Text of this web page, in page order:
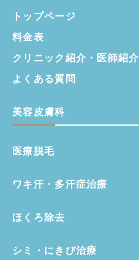
トップページ
料金表
クリニック紹介・ 医師紹介
よくある質問
美容皮膚科
医療脱毛
ワキ汗・多汗症治療
ほくろ除去
シミ・にきび治療